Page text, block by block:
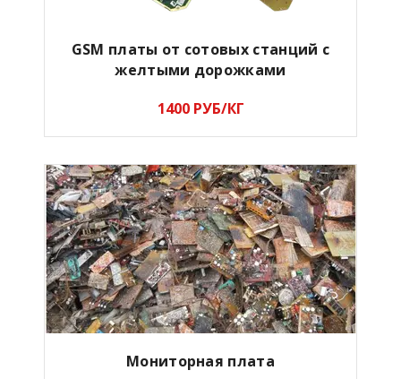
GSM платы от сотовых станций с
желтыми дорожками
1400 РУБ/КГ
Мониторная плата